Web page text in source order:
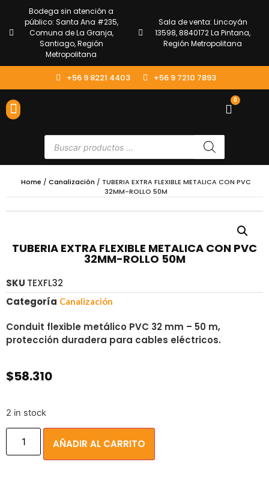
Bodega sin atención a
público: Santa Ana #235,
Comuna de La Granja,
Santiago, Región
Metropolitana
Sala de venta: Lincoyán
13598, 8840172 La Pintana,
Región Metropolitana
+56 9 8221 4403 +56 9 7210 7893
0
Home / Canalización / TUBERIA EXTRA FLEXIBLE METALICA CON PVC
32MM-ROLLO 50M
TUBERIA EXTRA FLEXIBLE METALICA CON PVC
32MM-ROLLO 50M
SKU TEXFL32
Categoría Canalización
Conduit flexible metálico PVC 32 mm – 50 m,
protección duradera para cables eléctricos.
$58.310
2 in stock
AÑADIR AL CARRITO